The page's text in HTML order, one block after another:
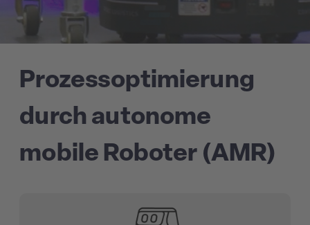
Prozessoptimierung
durch autonome
mobile Roboter (AMR)